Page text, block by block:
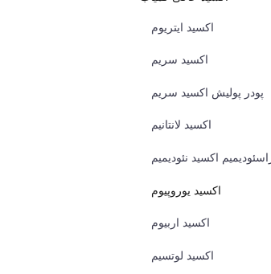
اکسید ایتریوم
اکسید سریم
پودر پولیش اکسید سریم
اکسید لانتانیم
اکسید نئودیمیم
اکسید یوروپیوم
اکسید اربیوم
اکسید لوتسیم